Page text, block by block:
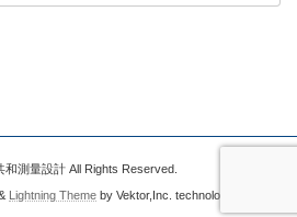
測量設計 All Rights Reserved.
Lightning Theme by Vektor,Inc. technology.